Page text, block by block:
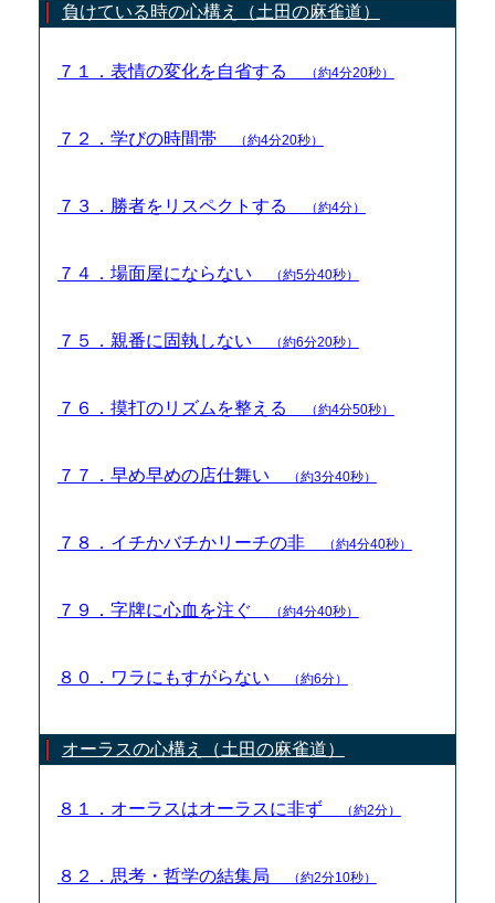
負けている時の心構え（土田の麻雀道）
７１．表情の変化を自省する （約4分20秒）
７２．学びの時間帯 （約4分20秒）
７３．勝者をリスペクトする （約4分）
７４．場面屋にならない （約5分40秒）
７５．親番に固執しない （約6分20秒）
７６．摸打のリズムを整える （約4分50秒）
７７．早め早めの店仕舞い （約3分40秒）
７８．イチかバチかリーチの非 （約4分40秒）
７９．字牌に心血を注ぐ （約4分40秒）
８０．ワラにもすがらない （約6分）
オーラスの心構え（土田の麻雀道）
８１．オーラスはオーラスに非ず （約2分）
８２．思考・哲学の結集局 （約2分10秒）